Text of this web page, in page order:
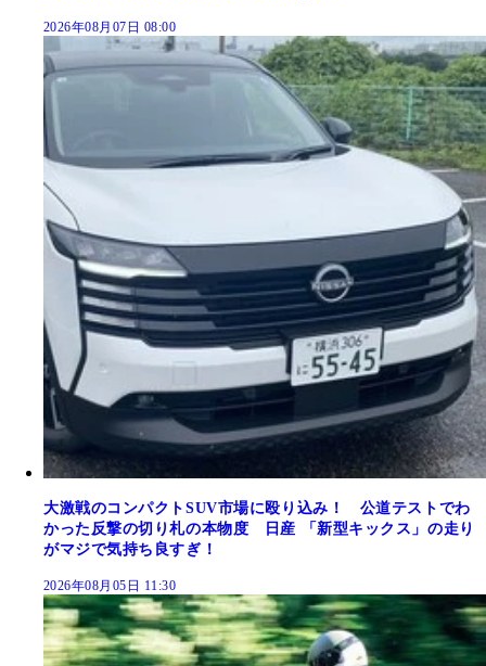
2026年08月07日 08:00
大激戦のコンパクトSUV市場に殴り込み！ 公道テストでわ
かった反撃の切り札の本物度 日産 「新型キックス」の走り
がマジで気持ち良すぎ！
2026年08月05日 11:30